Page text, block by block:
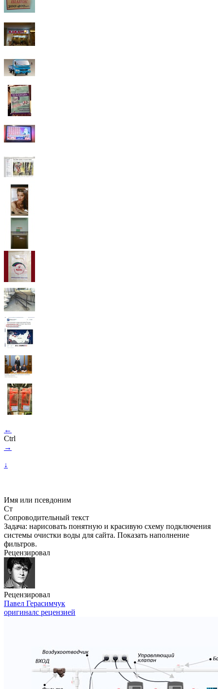
←
Ctrl
→
↓
Имя или псевдоним
Ст
Сопроводительный текст
Задача: нарисовать понятную и красивую схему подключения
системы очистки воды для сайта. Показать наполнение
фильтров.
Рецензировал
Рецензировал
Павел Герасимчук
оригиналс рецензией